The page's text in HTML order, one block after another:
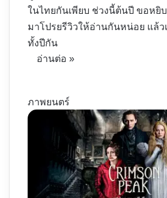
ในไทยกันเพียบ ช่วงนี้ต้นปี ขอหยิ
มาโปรยรีวิวให้อ่านกันหน่อย แล้ว
ทั้งปีกัน
อ่านต่อ »
ภาพยนตร์